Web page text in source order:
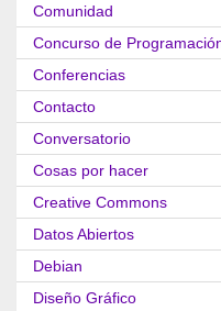
Comunidad
Concurso de
Conferencias
Contacto
Conversatorio
Cosas por hacer
Creative Commons
Datos Abiertos
Debian
Diseño Gráfico